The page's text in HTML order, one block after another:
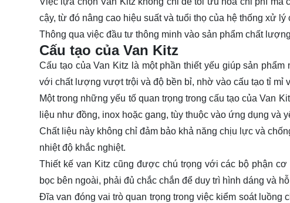
cậy, từ đó nâng cao hiệu suất và tuổi thọ của hệ thống xử lý
Thông qua việc đầu tư thông minh vào sản phẩm chất
Cấu tạo của Van Kitz
Cấu tạo của Van Kitz là một phần thiết yếu giúp sản
với chất lượng vượt trội và độ bền bỉ, nhờ vào cấu tạo tỉ mỉ
Một trong những yếu tố quan trọng trong cấu tạo của Van
liệu như đồng, inox hoặc gang, tùy thuộc vào ứng dụng và
Chất liệu này không chỉ đảm bảo khả năng chịu lực và
nhiệt độ khắc nghiệt.
Thiết kế van Kitz cũng được chú trọng với các bộ phận
bọc bên ngoài, phải đủ chắc chắn để duy trì hình dáng và
Đĩa van đóng vai trò quan trọng trong việc kiểm soát